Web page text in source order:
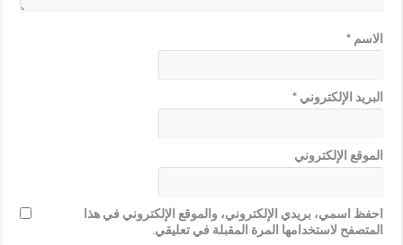
الاسم*
البريد الإلكتروني*
الموقع الإلكتروني
احفظ اسمي، بريدي الإلكتروني، والموقع الإلكتروني في هذا
المتصفح لاستخدامها المرة المقبلة في تعليقي.